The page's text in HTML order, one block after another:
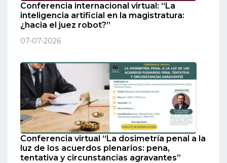
Conferencia internacional virtual: “La
inteligencia artificial en la magistratura:
¿hacia el juez robot?”
07-07-2026
Conferencia virtual “La dosimetría penal a la
luz de los acuerdos plenarios: pena,
tentativa y circunstancias agravantes”